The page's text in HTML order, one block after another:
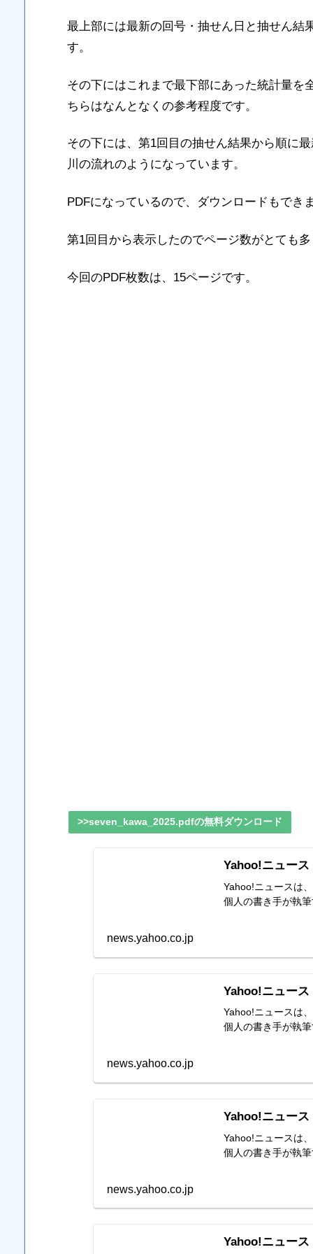
最上部には最新の回号・抽せん日と抽せん結
す。
その下にはこれまで最下部にあった統計量を
ちらはなんとなくの参考程度です。
その下には、第1回目の抽せん結果から順に
川の流れのようになっています。
PDFになっているので、ダウンロードもでき
第1回目から表示したのでページ数がとても
今回のPDF枚数は、15ページです。
>>seven_kawa_2025.pdfの無料ダウンロード
Yahoo!ニュース
Yahoo!ニュースは
個人の書き手が執
news.yahoo.co.jp
Yahoo!ニュース
Yahoo!ニュースは
個人の書き手が執
news.yahoo.co.jp
Yahoo!ニュース
Yahoo!ニュースは
個人の書き手が執
news.yahoo.co.jp
Yahoo!ニュース